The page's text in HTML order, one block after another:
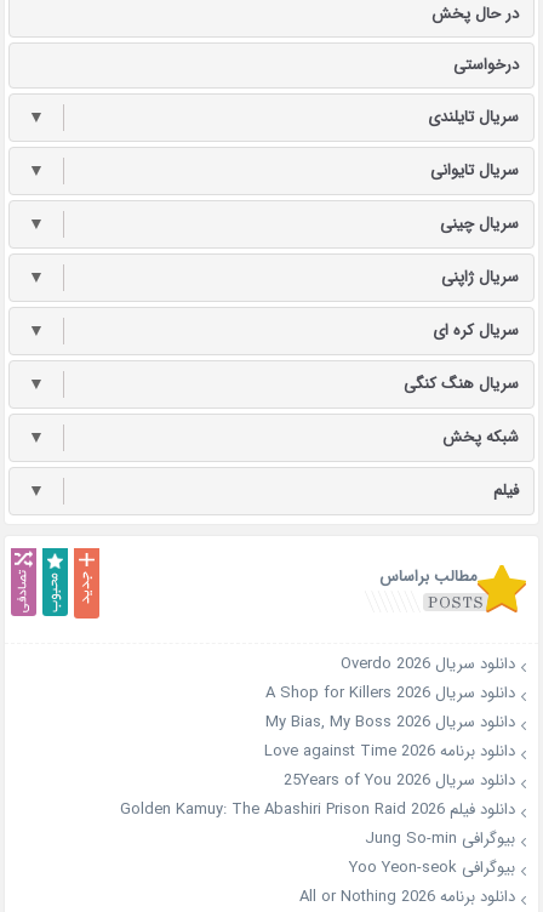
در حال پخش
درخواستی
سریال تایلندی ▼
سریال تایوانی ▼
سریال چینی ▼
سریال ژاپنی ▼
سریال کره ای ▼
سریال هنگ کنگی ▼
شبکه پخش ▼
فیلم ▼
مطالب براساس
دانلود سریال Overdo 2026
دانلود سریال A Shop for Killers 2026
دانلود سریال My Bias, My Boss 2026
دانلود برنامه Love against Time 2026
دانلود سریال 25Years of You 2026
دانلود فیلم Golden Kamuy: The Abashiri Prison Raid 2026
بیوگرافی Jung So-min
بیوگرافی Yoo Yeon-seok
دانلود برنامه All or Nothing 2026